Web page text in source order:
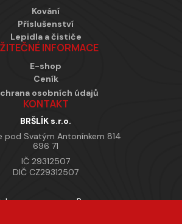
Kování
Příslušenství
Lepidla a čističe
INFORMACE
E-shop
Ceník
osobních údajů
KONTAKT
BRŠLÍK s.r.o.
pod Svatým Antonínkem 814
696 71
IČ 29312507
DIČ CZ29312507
provozovny Brno